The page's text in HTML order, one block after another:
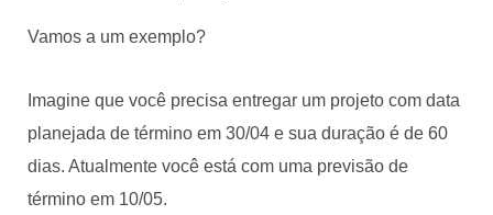
Vamos a um exemplo?
Imagine que você precisa entregar um projeto com data
planejada de término em 30/04 e sua duração é de 60
dias. Atualmente você está com uma previsão de
término em 10/05.